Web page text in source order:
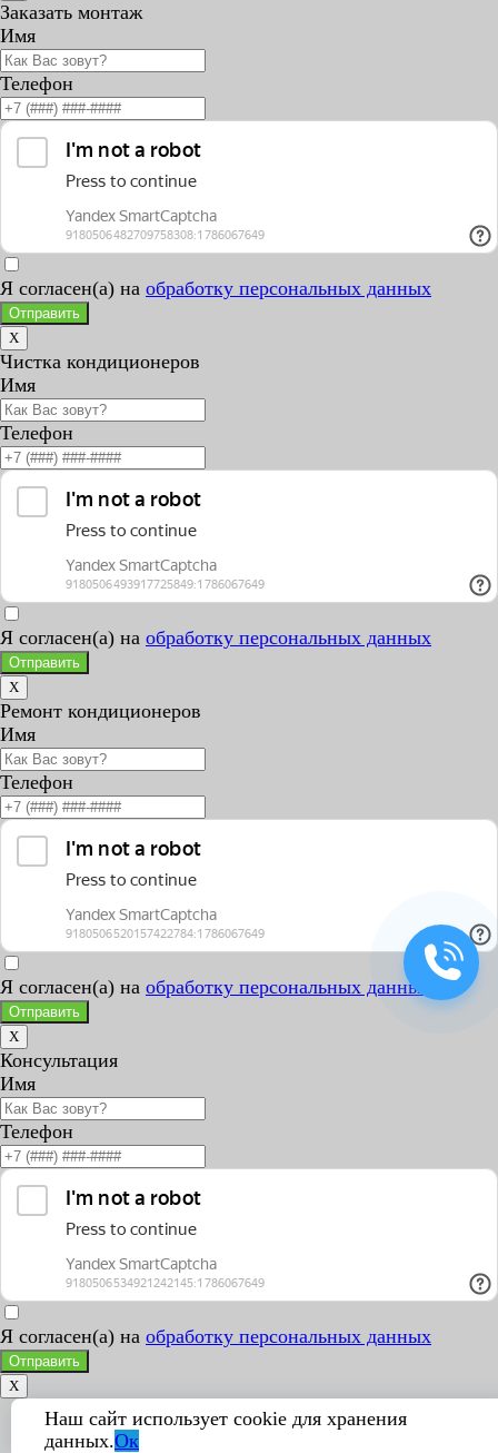
Заказать монтаж
Имя
Телефон
Я согласен(а) на обработку персональных данных
Отправить
X
Чистка кондиционеров
Имя
Телефон
Я согласен(а) на обработку персональных данных
Отправить
X
Ремонт кондиционеров
Имя
Телефон
Я согласен(а) на обработку персональных данных
Отправить
X
Консультация
Имя
Телефон
Я согласен(а) на обработку персональных данных
Отправить
X
Наш сайт использует cookie для хранения
данных.Ок